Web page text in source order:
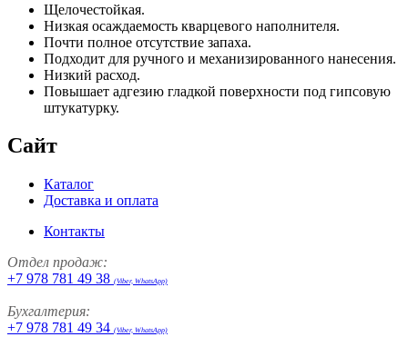
Щелочестойкая.
Низкая осаждаемость кварцевого наполнителя.
Почти полное отсутствие запаха.
Подходит для ручного и механизированного нанесения.
Низкий расход.
Повышает адгезию гладкой поверхности под гипсовую
штукатурку.
Сайт
Каталог
Доставка и оплата
Контакты
Отдел продаж:
+7 978 781 49 38 (Viber, WhatsApp)
Бухгалтерия:
+7 978 781 49 34 (Viber, WhatsApp)